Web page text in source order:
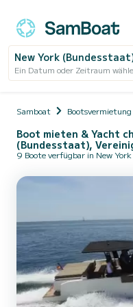
New York
Ein Datum oder Zeitraum
Samboat Bootsvermietung
Boot mieten & Yacht
(Bundesstaat),
9 Boote verfügbar in New